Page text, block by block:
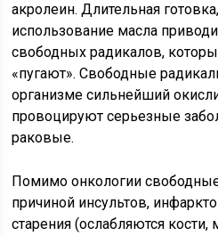
акролеин. Длительная
использование масла
свободных радикалов,
«пугают». Свободные
организме сильнейший
провоцируют серьезные
раковые.
Помимо онкологии
причиной инсультов,
старения (ослабляются